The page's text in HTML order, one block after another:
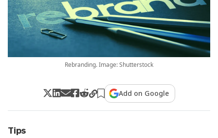
Rebranding. Image: Shutterstock
Add on Google
Tips